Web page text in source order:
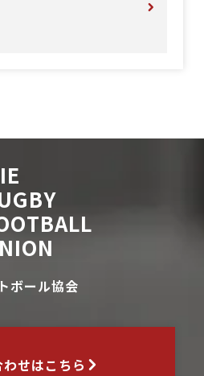
ボール協会
せはこちら